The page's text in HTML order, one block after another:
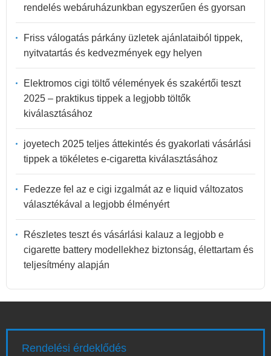
rendelés webáruházunkban egyszerűen és gyorsan
Friss válogatás párkány üzletek ajánlataiból tippek,
nyitvatartás és kedvezmények egy helyen
Elektromos cigi töltő vélemények és szakértői teszt
2025 – praktikus tippek a legjobb töltők
kiválasztásához
joyetech 2025 teljes áttekintés és gyakorlati vásárlási
tippek a tökéletes e-cigaretta kiválasztásához
Fedezze fel az e cigi izgalmát az e liquid változatos
választékával a legjobb élményért
Részletes teszt és vásárlási kalauz a legjobb e
cigarette battery modellekhez biztonság, élettartam és
teljesítmény alapján
Rendelési érdeklődés